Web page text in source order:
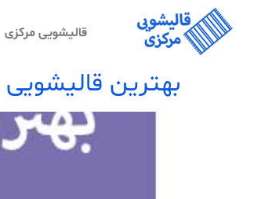
قالیشویی مرکزی
بهترین